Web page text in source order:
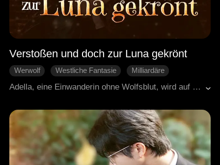
Verstoßen und doch zur Luna gekrönt
Werwolf Westliche Fantasie
Milliardäre
Adella, eine Einwanderin ohne Wolfsblut, wird auf ihrem Verlobungsbankett vor aller Augen von ihrem Verlobten verlassen. Gedemütigt und verzweifelt stößt sie auf Dallas, den mächtigsten Wolfskönig, und bietet ihm eine Vertragsehe an. Über Nacht wird aus der verstoßenen Außenseiterin die Ehefrau des Wolfskönigs. Dallas holt ihre Heimat zurück, stellt den Garten ihrer Mutter wieder her und vernichtet jeden, der ihr je wehgetan hat. Doch Adella bleibt nicht schwach. Sie wächst an allem und entdeckt schließlich, dass Dallas seit Jahren heimlich über sie wacht. Durch Gift, Entführung und tödliche Gefahr hindurch riskiert er alles für sie. Am Ende kommen die Mörder ihrer Eltern und das Hyde-Rudel zu Fall. Und das Mädchen ohne Wolfsblut wird zur einzig wahren Luna des Wolfskönigs.